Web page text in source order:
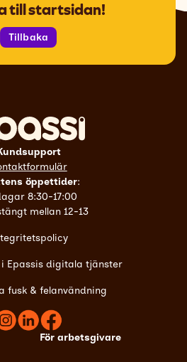
till startsidan!
Tillbaka
öppettider:
8:30-17:00
mellan 12-13
Epassis digitala tjänster
fusk & felanvändning
För arbetsgivare